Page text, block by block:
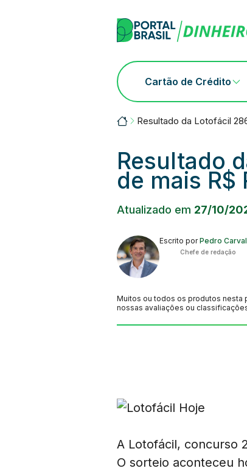
Cartão de Crédito
Portalbrasil
Resultado da Lotofácil
Resultado
de mais
Atualizado em 27/10/
Escrito porPedro
Chefe de redação
Muitos ou todos os produtos nesta
nossas avaliações ou
A Lotofácil, concurso
O sorteio aconteceu